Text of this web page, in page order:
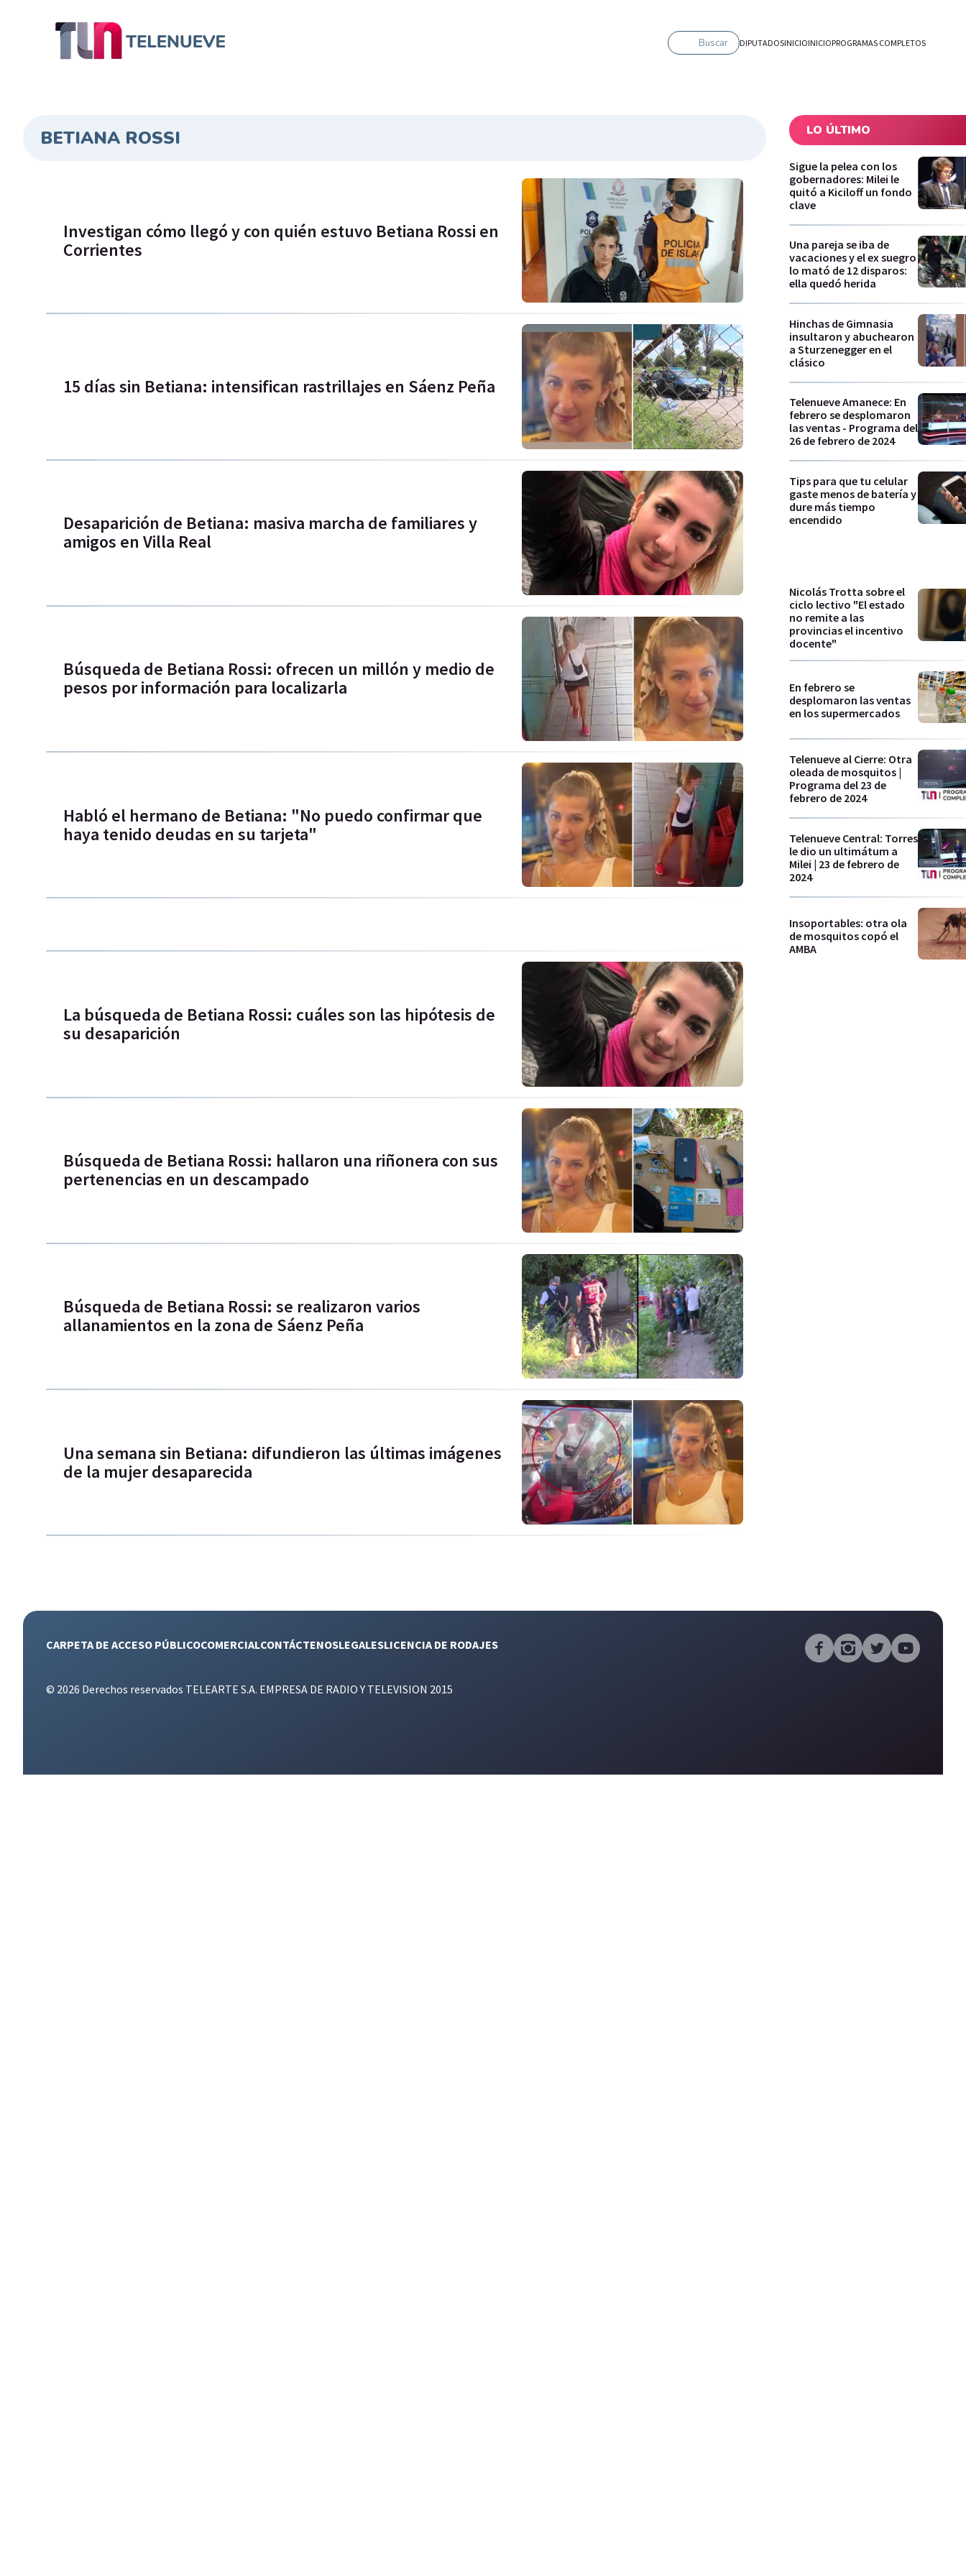
Buscar DIPUTADOSINICIOINICIOPROGRAMAS COMPLETOS
BETIANA ROSSI
Investigan cómo llegó y con quién estuvo Betiana Rossi en
Corrientes
15 días sin Betiana: intensifican rastrillajes en Sáenz Peña
Desaparición de Betiana: masiva marcha de familiares y
amigos en Villa Real
Búsqueda de Betiana Rossi: ofrecen un millón y medio de
pesos por información para localizarla
Habló el hermano de Betiana: "No puedo confirmar que
haya tenido deudas en su tarjeta"
La búsqueda de Betiana Rossi: cuáles son las hipótesis de
su desaparición
Búsqueda de Betiana Rossi: hallaron una riñonera con sus
pertenencias en un descampado
Búsqueda de Betiana Rossi: se realizaron varios
allanamientos en la zona de Sáenz Peña
Una semana sin Betiana: difundieron las últimas imágenes
de la mujer desaparecida
LO ÚLTIMO
Sigue la pelea con los
gobernadores: Milei le
quitó a Kiciloff un fondo
clave
Una pareja se iba de
vacaciones y el ex suegro
lo mató de 12 disparos:
ella quedó herida
Hinchas de Gimnasia
insultaron y abuchearon
a Sturzenegger en el
clásico
Telenueve Amanece: En
febrero se desplomaron
las ventas - Programa del
26 de febrero de 2024
Tips para que tu celular
gaste menos de batería y
dure más tiempo
encendido
Nicolás Trotta sobre el
ciclo lectivo "El estado
no remite a las
provincias el incentivo
docente"
En febrero se
desplomaron las ventas
en los supermercados
Telenueve al Cierre: Otra
oleada de mosquitos |
Programa del 23 de
febrero de 2024
Telenueve Central: Torres
le dio un ultimátum a
Milei | 23 de febrero de
2024
Insoportables: otra ola
de mosquitos copó el
AMBA
CARPETA DE ACCESO PÚBLICOCOMERCIALCONTÁCTENOSLEGALESLICENCIA DE RODAJES
© 2026 Derechos reservados TELEARTE S.A. EMPRESA DE RADIO Y TELEVISION 2015